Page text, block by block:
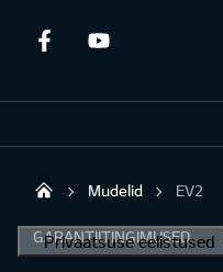
Facebook
Sirtaki OÜ
Mudelid EV2
GARANTIITINGIMUSED